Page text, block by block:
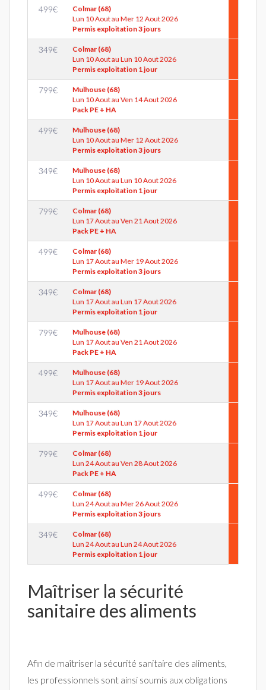
499€
Colmar (68)
Lun 10 Aout au Mer 12 Aout 2026
Permis exploitation 3 jours
349€
Colmar (68)
Lun 10 Aout au Lun 10 Aout 2026
Permis exploitation 1 jour
799€
Mulhouse (68)
Lun 10 Aout au Ven 14 Aout 2026
Pack PE + HA
499€
Mulhouse (68)
Lun 10 Aout au Mer 12 Aout 2026
Permis exploitation 3 jours
349€
Mulhouse (68)
Lun 10 Aout au Lun 10 Aout 2026
Permis exploitation 1 jour
799€
Colmar (68)
Lun 17 Aout au Ven 21 Aout 2026
Pack PE + HA
499€
Colmar (68)
Lun 17 Aout au Mer 19 Aout 2026
Permis exploitation 3 jours
349€
Colmar (68)
Lun 17 Aout au Lun 17 Aout 2026
Permis exploitation 1 jour
799€
Mulhouse (68)
Lun 17 Aout au Ven 21 Aout 2026
Pack PE + HA
499€
Mulhouse (68)
Lun 17 Aout au Mer 19 Aout 2026
Permis exploitation 3 jours
349€
Mulhouse (68)
Lun 17 Aout au Lun 17 Aout 2026
Permis exploitation 1 jour
799€
Colmar (68)
Lun 24 Aout au Ven 28 Aout 2026
Pack PE + HA
499€
Colmar (68)
Lun 24 Aout au Mer 26 Aout 2026
Permis exploitation 3 jours
349€
Colmar (68)
Lun 24 Aout au Lun 24 Aout 2026
Permis exploitation 1 jour
Maîtriser la sécurité
sanitaire des aliments
Afin de maîtriser la sécurité sanitaire des aliments,
les professionnels sont ainsi soumis aux obligations